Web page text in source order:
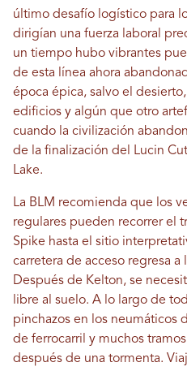
último desafío logístico para
dirigían una fuerza laboral
un tiempo hubo vibrantes
de esta línea ahora
época épica, salvo el
edificios y algún que otro
cuando la civilización
de la finalización del Lucin
Lake.
La BLM recomienda que los
regulares pueden recorrer el
Spike hasta el sitio
carretera de acceso regresa a
Después de Kelton, se
libre al suelo. A lo largo de
pinchazos en los neumáticos
de ferrocarril y muchos
después de una tormenta.